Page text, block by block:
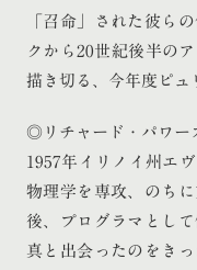
「召命」された彼ら
クから20世紀後半の
描き切る、今年度ピュ
◎リチャード・パワー
1957年イリノイ州エ
物理学を専攻、のち
後、プログラマとし
真と出会ったのをき